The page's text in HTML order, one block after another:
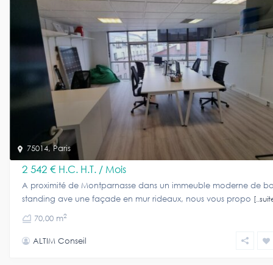
75014, Paris
2 542 € H.C. H.T. / Mois
A proximité de Montparnasse dans un immeuble moderne de
standing ave une façade en mur rideaux, nous vous propo
70,00 m2
ALTIM Conseil